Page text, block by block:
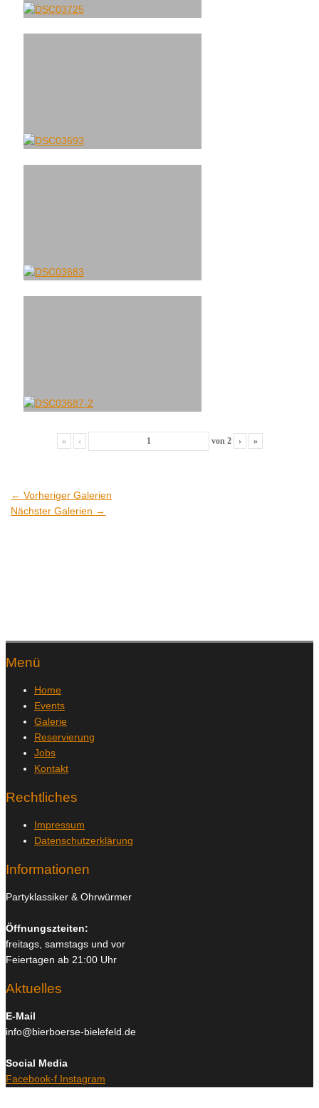
« ‹ von 2 › »
← Vorheriger Galerien
Nächster Galerien →
Menü
Home
Events
Galerie
Reservierung
Jobs
Kontakt
Rechtliches
Impressum
Datenschutzerklärung
Informationen
Partyklassiker & Ohrwürmer
Öffnungszteiten:
freitags, samstags und vor
Feiertagen ab 21:00 Uhr
Aktuelles
E-Mail
info@bierboerse-bielefeld.de
Social Media
Facebook-f Instagram